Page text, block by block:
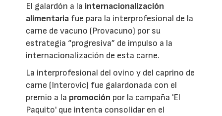
El galardón a la internacionalización
alimentaria fue para la interprofesional de la
carne de vacuno (Provacuno) por su
estrategia “progresiva” de impulso a la
internacionalización de esta carne.
La interprofesional del ovino y del caprino de
carne (Interovic) fue galardonada con el
premio a la promoción por la campaña 'El
Paquito' que intenta consolidar en el